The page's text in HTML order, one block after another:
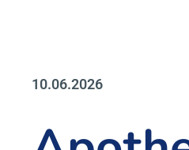
10.06.2026